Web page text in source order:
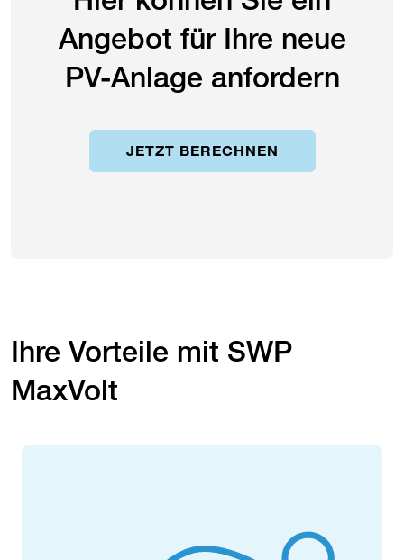
Angebot für Ihre neue
PV-Anlage anfordern
JETZT BERECHNEN
Ihre Vorteile mit ​ SWP
MaxVolt